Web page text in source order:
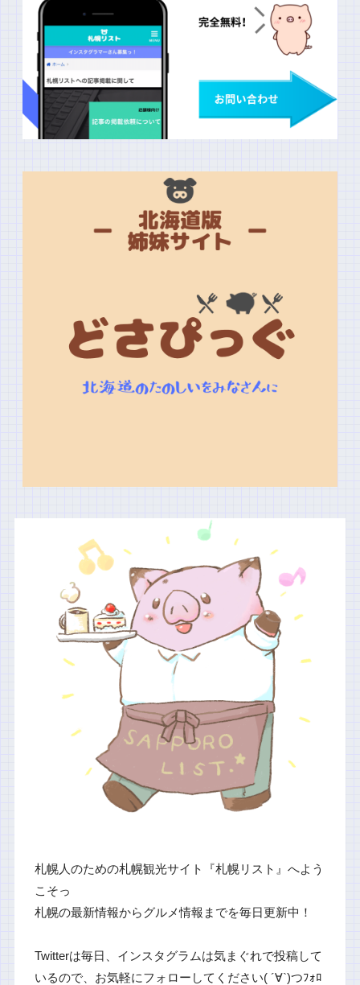
札幌人のための札幌観光サイト『札幌リスト』へよう
こそっ
札幌の最新情報からグルメ情報までを毎日更新中！
Twitterは毎日、インスタグラムは気まぐれで投稿して
いるので、お気軽にフォローしてください( ´∀`)つﾌｫﾛ